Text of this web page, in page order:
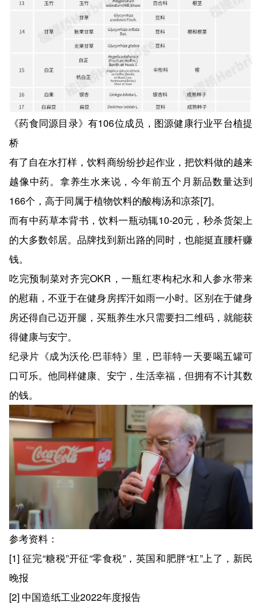
《药食同源目录》有106位成员，图源健康行业平台植提
桥
有了自在水打样，饮料商纷纷抄起作业，把饮料做的越来
越像中药。拿养生水来说，今年前五个月新品数量达到
166个，高于同属于植物饮料的酸梅汤和凉茶[7]。
而有中药草本背书，饮料一瓶动辄10-20元，秒杀货架上
的大多数邻居。品牌找到新出路的同时，也能挺直腰杆赚
钱。
吃完预制菜对齐完OKR，一瓶红枣枸杞水和人参水带来
的慰藉，不亚于在健身房挥汗如雨一小时。区别在于健身
房还得自己迈开腿，买瓶养生水只需要扫二维码，就能获
得健康与安宁。
纪录片《成为沃伦·巴菲特》里，巴菲特一天要喝五罐可
口可乐。他同样健康、安宁，生活幸福，但拥有不计其数
的钱。
参考资料：
[1] 征完“糖税”开征“零食税”，英国和肥胖“杠”上了，新民
晚报
[2] 中国造纸工业2022年度报告